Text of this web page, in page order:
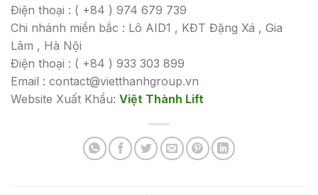
Điện thoại : ( +84 ) 974 679 739
Chi nhánh miền bắc : Lô AID1 , KĐT Đặng Xá , Gia
Lâm , Hà Nội
Điện thoại : ( +84 ) 933 303 899
Email : contact@vietthanhgroup.vn
Website Xuất Khẩu: Việt Thành Lift